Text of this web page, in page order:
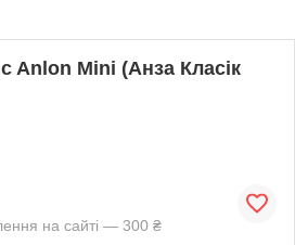
Anlon Mini (Анза Класік
на сайті — 300 ₴